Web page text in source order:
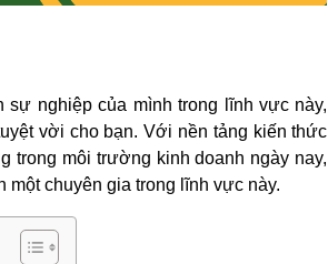
nghiệp của mình trong lĩnh vực này,
vời cho bạn. Với nền tảng kiến thức
trong môi trường kinh doanh ngày nay,
chuyên gia trong lĩnh vực này.